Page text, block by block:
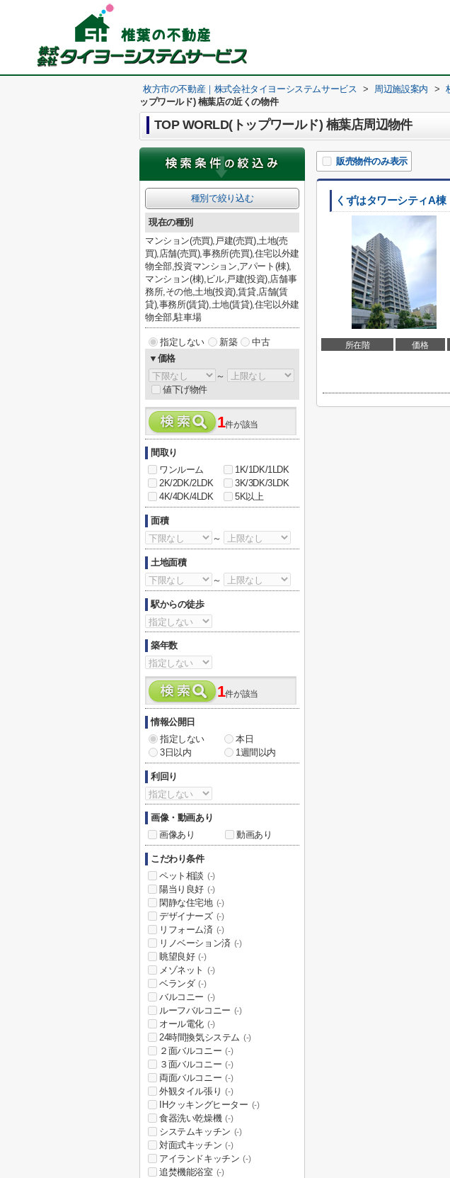
枚方市の不動産｜株式会社タイヨーシステムサービス > 周辺施設案内 >
ップワールド) 楠葉店の近くの物件
TOP WORLD(トップワールド) 楠葉店周辺物件
販売物件のみ表示
くずはタワーシティA棟
所在階 価格
種別で絞り込む
現在の種別
マンション(売買),戸建(売買),土地(売
買),店舗(売買),事務所(売買),住宅以外建
物全部,投資マンション,アパート(棟),
マンション(棟),ビル,戸建(投資),店舗事
務所,その他,土地(投資),賃貸,店舗(賃
貸),事務所(賃貸),土地(賃貸),住宅以外建
物全部,駐車場
指定しない 新築
中古
▼価格
～
値下げ物件
1件が該当
間取り
ワンルーム
1K/1DK/1LDK
2K/2DK/2LDK
3K/3DK/3LDK
4K/4DK/4LDK
5K以上
面積
～
土地面積
～
駅からの徒歩
築年数
1件が該当
情報公開日
指定しない
本日
3日以内
1週間以内
利回り
画像・動画あり
画像あり
動画あり
こだわり条件
ペット相談 (-)
陽当り良好 (-)
閑静な住宅地 (-)
デザイナーズ (-)
リフォーム済 (-)
リノベーション済 (-)
眺望良好 (-)
メゾネット (-)
ベランダ (-)
バルコニー (-)
ルーフバルコニー (-)
オール電化 (-)
24時間換気システム (-)
２面バルコニー (-)
３面バルコニー (-)
両面バルコニー (-)
外観タイル張り (-)
IHクッキングヒーター (-)
食器洗い乾燥機 (-)
システムキッチン (-)
対面式キッチン (-)
アイランドキッチン (-)
追焚機能浴室 (-)